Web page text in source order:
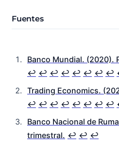
Fuentes
Banco Mundial. (2020).
↩︎ ↩︎ ↩︎ ↩︎ ↩︎ ↩︎ ↩︎ ↩︎
Trading Economics.
↩︎ ↩︎ ↩︎ ↩︎ ↩︎ ↩︎ ↩︎ ↩︎
Banco Nacional de
trimestral. ↩︎ ↩︎ ↩︎